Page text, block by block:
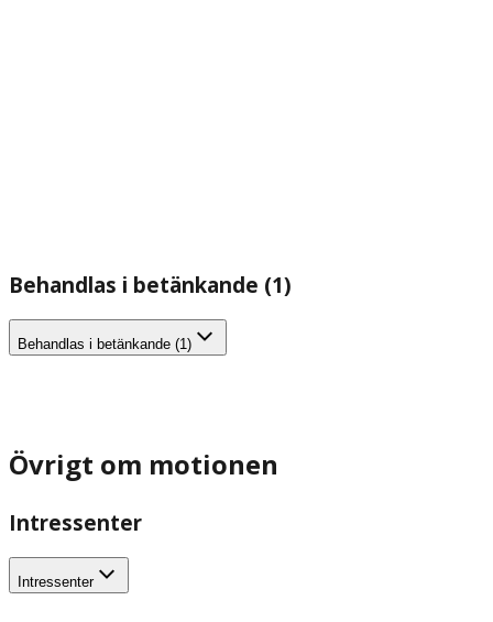
Behandlas i betänkande (1)
Behandlas i betänkande (1)
Övrigt om motionen
Intressenter
Intressenter